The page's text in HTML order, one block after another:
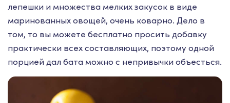
лепешки и множества мелких закусок в виде
маринованных овощей, очень коварно. Дело в
том, то вы можете бесплатно просить добавку
практически всех составляющих, поэтому одной
порцией дал бата можно с непривычки объесться.